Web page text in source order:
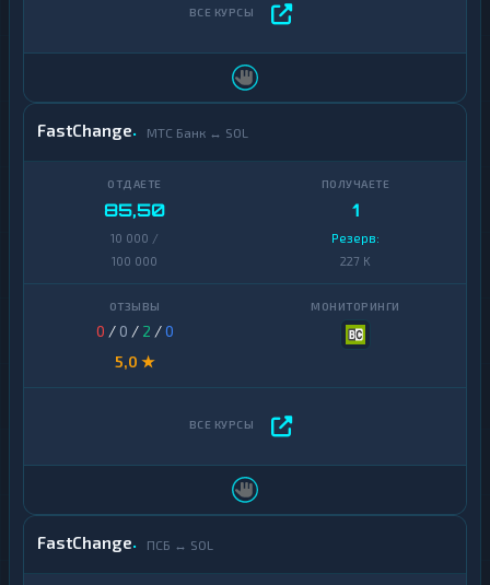
FastChange МТС Банк ↔ SOL
85,50
10 000 /
100 000
1
Резерв:
227 K
0 / 0 / 2 /0
5,0 ★
FastChange ПСБ ↔ SOL